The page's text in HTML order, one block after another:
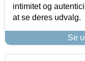
intimitet og
at se deres udvalg.
Se